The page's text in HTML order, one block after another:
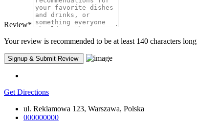
Review*
Your review is recommended to be at least 140 characters long
Get Directions
ul. Reklamowa 123, Warszawa, Polska
000000000